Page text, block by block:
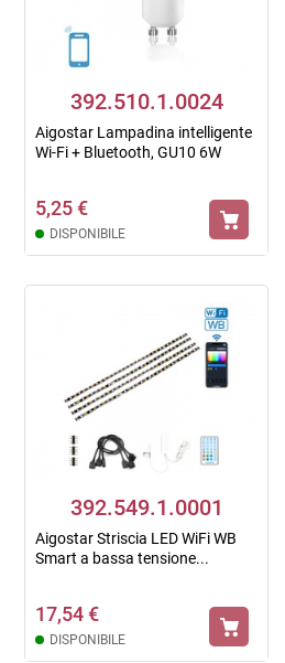
392.510.1.0024
Aigostar Lampadina intelligente
Wi-Fi + Bluetooth, GU10 6W
5,25 €
DISPONIBILE
392.549.1.0001
Aigostar Striscia LED WiFi WB
Smart a bassa tensione...
17,54 €
DISPONIBILE